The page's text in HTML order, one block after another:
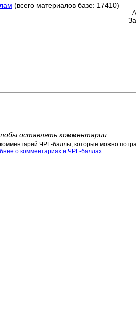
(всего материалов базе: 17410)
оставлять комментарии.
ЧРГ-баллы, которые можно
о комментариях и ЧРГ-баллах.